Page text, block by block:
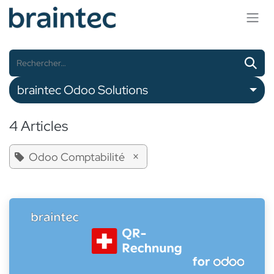
Se rendre au contenu
braintec Odoo Solutions
4 Articles
Odoo Comptabilité ×